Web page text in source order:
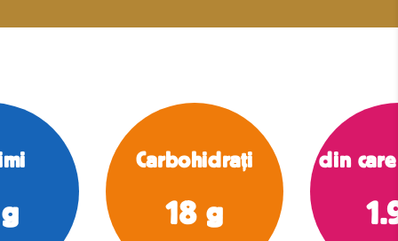
Carbohidrați
18 g
din